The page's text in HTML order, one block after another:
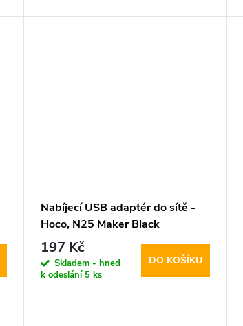
Nabíjecí USB adaptér do sítě -
Hoco, N25 Maker Black
197 Kč
Skladem - hned
k odeslání 5 ks
DO KOŠÍKU